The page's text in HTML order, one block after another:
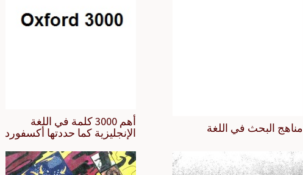
أهم 3000 كلمة في اللغة
الإنجليزية كما حددتها أكسفورد
مناهج البحث في اللغة